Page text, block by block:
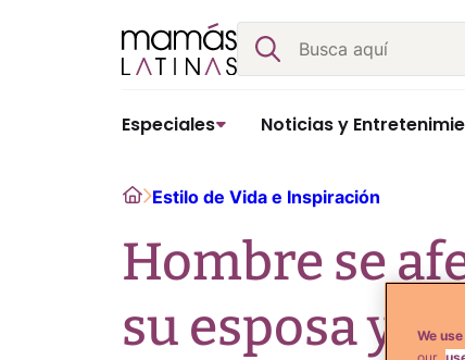
Buscar
Especiales Noticias y
HomeEstilo de Vida e Inspiración
Hombre se
su esposa y
We